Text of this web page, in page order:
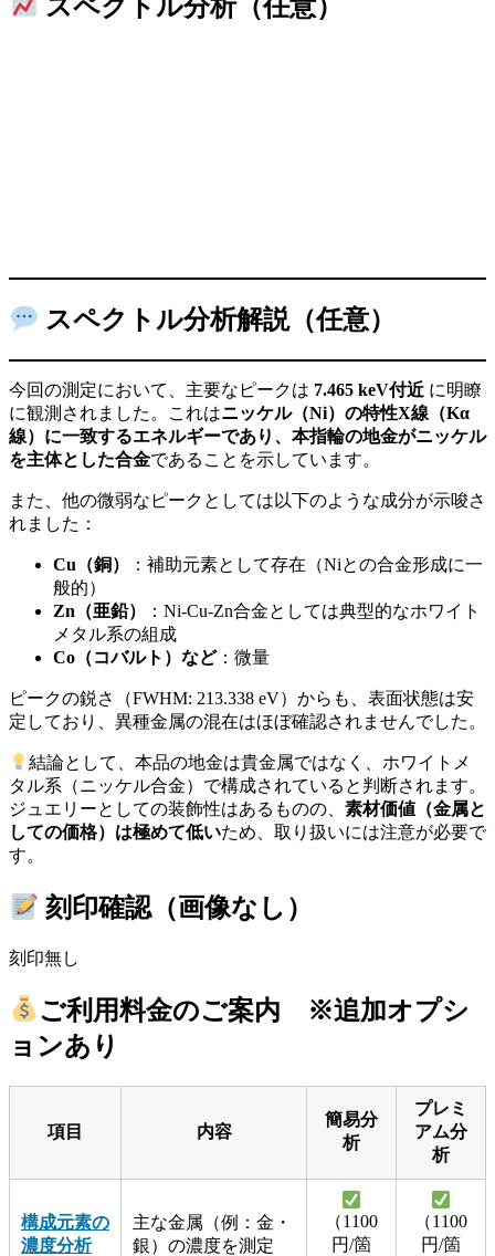
スペクトル分析（任意）
スペクトル分析解説（任意）
今回の測定において、主要なピークは 7.465 keV付近 に明瞭
に観測されました。これはニッケル（Ni）の特性X線（Kα
線）に一致するエネルギーであり、本指輪の地金がニッケル
を主体とした合金であることを示しています。
また、他の微弱なピークとしては以下のような成分が示唆さ
れました：
Cu（銅）
：補助元素として存在（Niとの合金形成に一
般的）
Zn（亜鉛）
：Ni-Cu-Zn合金としては典型的なホワイト
メタル系の組成
Co（コバルト）など：微量
ピークの鋭さ（FWHM: 213.338 eV）からも、表面状態は安
定しており、異種金属の混在はほぼ確認されませんでした。
結論として、本品の地金は貴金属ではなく、ホワイトメ
タル系（ニッケル合金）で構成されていると判断されます。
ジュエリーとしての装飾性はあるものの、 素材価値（金属と
しての価格）は極めて低いため、取り扱いには注意が必要で
す。
刻印確認（画像なし）
刻印無し
ご利用料金のご案内 ※追加オプシ
ョンあり
項目 内容
簡易分
析
プレミ
アム分
析
構成元素の
濃度分析
主な金属（例：金・
銀）の濃度を測定
（1100
円/箇
（1100
円/箇